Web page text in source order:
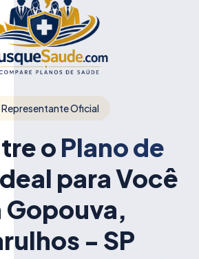
Representante Oficial
o Plano de
para Você
Gopouva,
- SP